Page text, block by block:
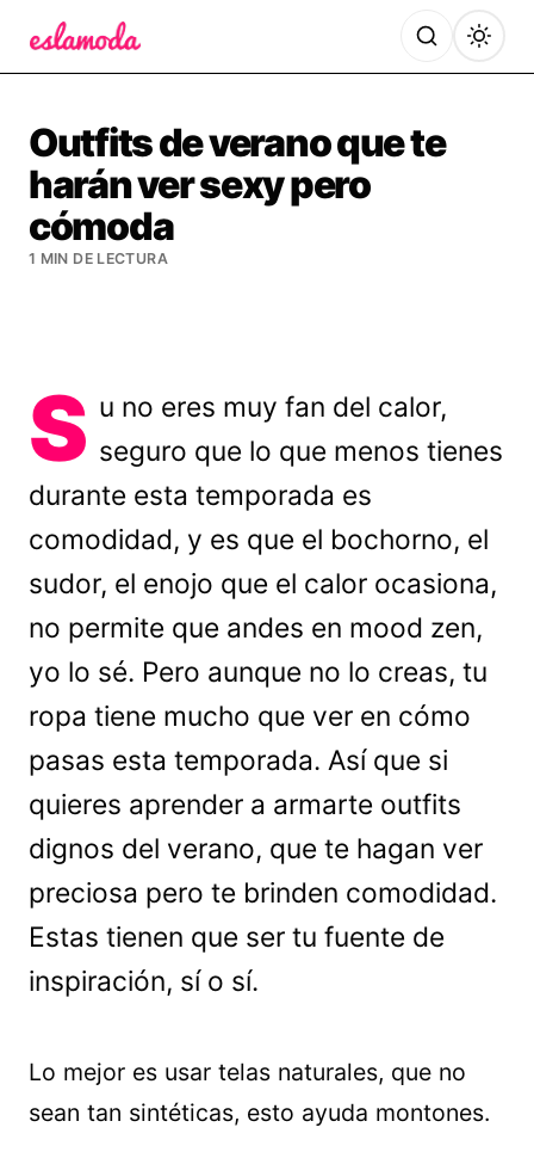
Outfits de verano que te
harán ver sexy pero
cómoda
1 MIN DE LECTURA
S u no eres muy fan del calor,
seguro que lo que menos tienes
durante esta temporada es
comodidad, y es que el bochorno, el
sudor, el enojo que el calor ocasiona,
no permite que andes en mood zen,
yo lo sé. Pero aunque no lo creas, tu
ropa tiene mucho que ver en cómo
pasas esta temporada. Así que si
quieres aprender a armarte outfits
dignos del verano, que te hagan ver
preciosa pero te brinden comodidad.
Estas tienen que ser tu fuente de
inspiración, sí o sí.
Lo mejor es usar telas naturales, que no
sean tan sintéticas, esto ayuda montones.